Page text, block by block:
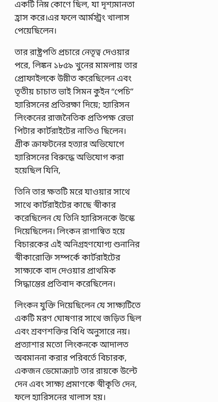
একটি নিম্ন কোণে ছিল, যা দৃশ্যমানতা
হ্রাস করে।এর ফলে আর্মস্ট্রং খালাস
পেয়েছিলেন।
তার রাষ্ট্রপতি প্রচারে নেতৃত্ব দেওয়ার
পরে, লিঙ্কন ১৮৫৯ খুনের মামলায় তার
প্রোফাইলকে উন্নীত করেছিলেন এবং
তৃতীয় চাচাত ভাই সিমন কুইন “পেচি”
হ্যারিসনের প্রতিরক্ষা দিয়ে; হ্যারিসন
লিংকনের রাজনৈতিক প্রতিপক্ষ রেভা
পিটার কার্টরাইটের নাতিও ছিলেন।
গ্রীক ক্রাফটনের হত্যার অভিযোগে
হ্যারিসনের বিরুদ্ধে অভিযোগ করা
হয়েছিল যিনি,
তিনি তার ক্ষতটি মরে যাওয়ার সাথে
সাথে কার্টরাইটের কাছে স্বীকার
করেছিলেন যে তিনি হ্যারিসনকে উস্কে
দিয়েছিলেন। লিংকন রাগান্বিত হয়ে
বিচারকের এই অনিগ্রহণযোগ্য শুনানির
স্বীকারোক্তি সম্পর্কে কার্টরাইটের
সাক্ষ্যকে বাদ দেওয়ার প্রাথমিক
সিদ্ধান্তের প্রতিবাদ করেছিলেন।
লিংকন যুক্তি দিয়েছিলেন যে সাক্ষ্যটিতে
একটি মরণ ঘোষণার সাথে জড়িত ছিল
এবং শ্রবণশক্তির বিধি অনুসারে নয়।
প্রত্যাশার মতো লিংকনকে আদালত
অবমাননা করার পরিবর্তে বিচারক,
একজন ডেমোক্র্যাট তার রায়কে উল্টে
দেন এবং সাক্ষ্য প্রমাণকে স্বীকৃতি দেন,
ফলে হ্যারিসনের খালাস হয়।